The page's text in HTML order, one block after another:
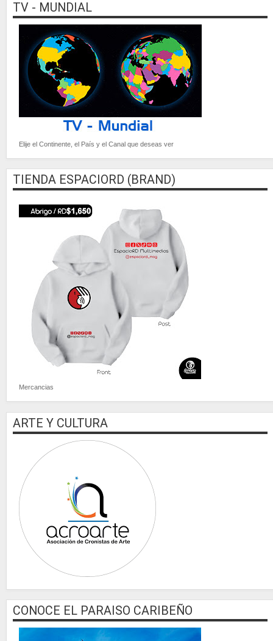
TV - MUNDIAL
Elije el Continente, el País y el Canal que deseas ver
TIENDA ESPACIORD (BRAND)
Mercancias
ARTE Y CULTURA
CONOCE EL PARAISO CARIBEÑO